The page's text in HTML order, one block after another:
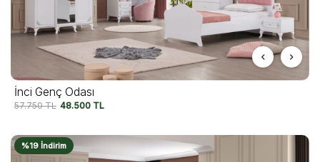
İnci Genç Odası
57.750TL 48.500 TL
%19 İndirim